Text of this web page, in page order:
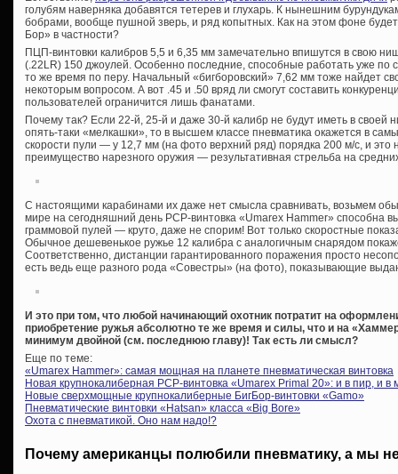
голубям наверняка добавятся тетерев и глухарь. К нынешним
бобрами, вообще пушной зверь, и ряд копытных. Как на этом фоне
Бор» в частности?
ПЦП-винтовки калибров 5,5 и 6,35 мм замечательно впишутся в свою
(.22LR) 150 джоулей. Особенно последние, способные работать уже по
то же время по перу. Начальный «бигборовский» 7,62 мм тоже найдет
некоторым вопросом. А вот .45 и .50 вряд ли смогут составить
пользователей ограничится лишь фанатами.
Почему так? Если 22-й, 25-й и даже 30-й калибр не будут иметь в своей
опять-таки «мелкашки», то в высшем классе пневматика окажется в
скорости пули — у 12,7 мм (на фото верхний ряд) порядка 200 м/с, и это
преимущество нарезного оружия — результативная стрельба на
С настоящими карабинами их даже нет смысла сравнивать, возьмем
мире на сегодняшний день PCP-винтовка «Umarex Hammer» способна
граммовой пулей — круто, даже не спорим! Вот только скоростные
Обычное дешевенькое ружье 12 калибра с аналогичным снарядом
Соответственно, дистанции гарантированного поражения просто
есть ведь еще разного рода «Совестры» (на фото), показывающие
И это при том, что любой начинающий охотник потратит на
приобретение ружья абсолютно те же время и силы, что и на
минимум двойной (см. последнюю главу)! Так есть ли смысл?
Еще по теме:
«Umarex Hammer»: самая мощная на планете пневматическая винтовка
Новая крупнокалиберная PCP-винтовка «Umarex Primal 20»: и в пир, и в
Новые сверхмощные крупнокалиберные БигБор-винтовки «Gamo»
Пневматические винтовки «Hatsan» класса «Big Bore»
Охота с пневматикой. Оно нам надо!?
Почему американцы полюбили пневматику, а мы